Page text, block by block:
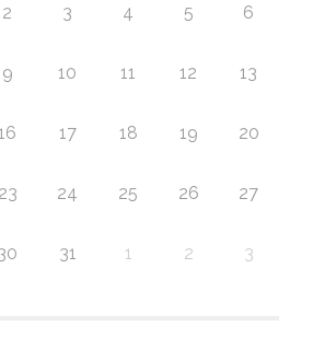
2 3 4 5 6
9 10 11 12 13
17 18 19 20
23 24 25 26 27
31 1 2 3